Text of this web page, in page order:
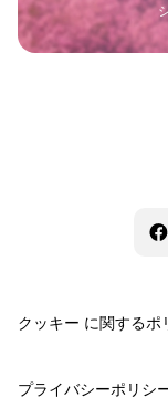
クッキー に関するポ
プライバシーポリシ